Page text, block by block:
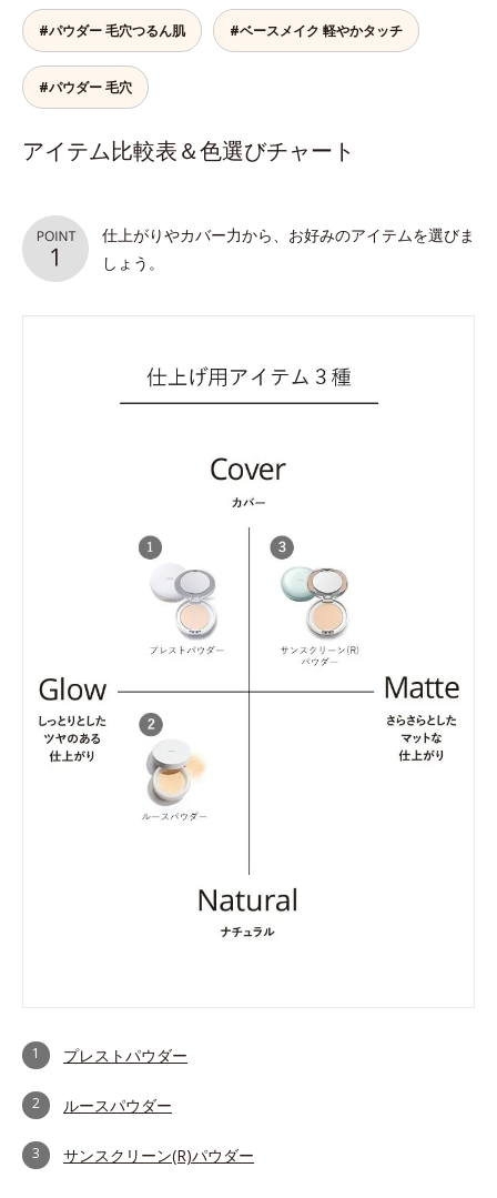
#パウダー 毛穴つるん肌 #ベースメイク 軽やかタッチ
#パウダー 毛穴
アイテム比較表＆色選びチャート
仕上がりやカバー力から、お好みのアイテムを選びま
しょう。
1 プレストパウダー
2 ルースパウダー
3 サンスクリーン(R)パウダー